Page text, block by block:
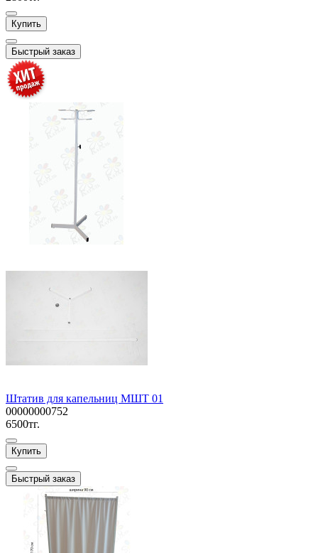
Купить
Быстрый заказ
Штатив для капельниц МШТ 01
00000000752
6500тг.
Купить
Быстрый заказ